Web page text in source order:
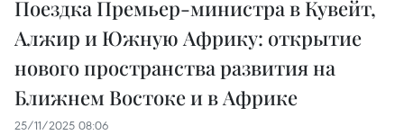
Поездка Премьер-министра в Кувейт,
Алжир и Южную Африку: открытие
нового пространства развития на
Ближнем Востоке и в Африке
25/11/2025 08:06